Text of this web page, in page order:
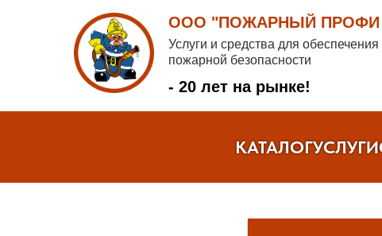
Услуги и средства для обеспечения
пожарной безопасности
- 20 лет на рынке!
ООО "ПОЖАРНЫЙ ПРОФИ
КАТАЛОГУСЛУГИ